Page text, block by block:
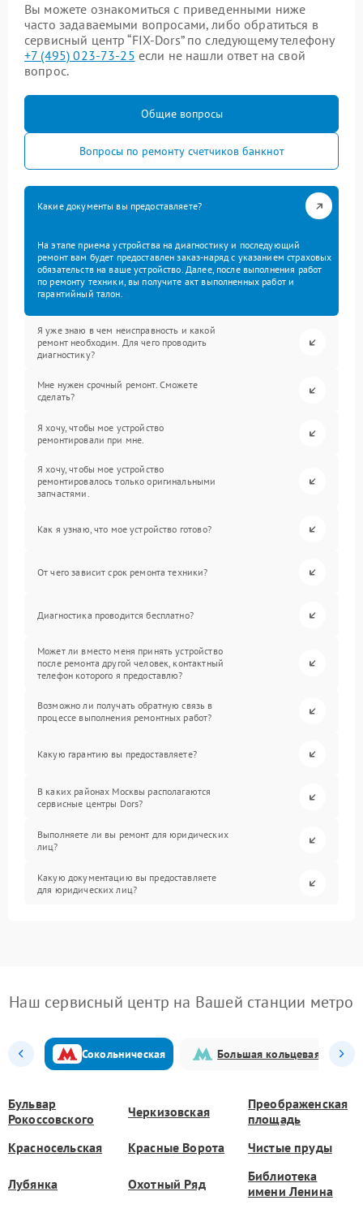
Вы можете ознакомиться с приведенными ниже
часто задаваемыми вопросами, либо обратиться в
сервисный центр “FIX-Dors” по следующему телефону
+7 (495) 023-73-25 если не нашли ответ на свой
вопрос.
Общие вопросы
Вопросы по ремонту счетчиков банкнот
Какие документы вы предоставляете?
На этапе приема устройства на диагностику и последующий
ремонт вам будет предоставлен заказ-наряд с указанием страховых
обязательств на ваше устройство. Далее, после выполнения работ
по ремонту техники, вы получите акт выполненных работ и
гарантийный талон.
Я уже знаю в чем неисправность и какой
ремонт необходим. Для чего проводить
диагностику?
Мне нужен срочный ремонт. Сможете
сделать?
Я хочу, чтобы мое устройство
ремонтировали при мне.
Я хочу, чтобы мое устройство
ремонтировалось только оригинальными
запчастями.
Как я узнаю, что мое устройство готово?
От чего зависит срок ремонта техники?
Диагностика проводится бесплатно?
Может ли вместо меня принять устройство
после ремонта другой человек, контактный
телефон которого я предоставлю?
Возможно ли получать обратную связь в
процессе выполнения ремонтных работ?
Какую гарантию вы предоставляете?
В каких районах Москвы располагаются
сервисные центры Dors?
Выполняете ли вы ремонт для юридических
лиц?
Какую документацию вы предоставляете
для юридических лиц?
Наш сервисный центр на Вашей станции метро
Сокольническая Большая кольцевая
Бульвар
Рокоссовского
Черкизовская
Преображенская
площадь
Красносельская
Красные Ворота Чистые пруды
Лубянка Охотный Ряд
Библиотека
имени Ленина